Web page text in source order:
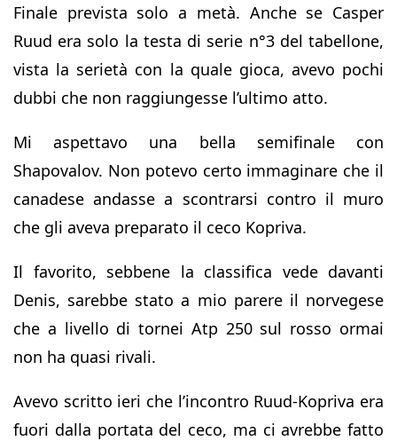
Finale prevista solo a metà. Anche se Casper
Ruud era solo la testa di serie n°3 del tabellone,
vista la serietà con la quale gioca, avevo pochi
dubbi che non raggiungesse l’ultimo atto.
Mi aspettavo una bella semifinale con
Shapovalov. Non potevo certo immaginare che il
canadese andasse a scontrarsi contro il muro
che gli aveva preparato il ceco Kopriva.
Il favorito, sebbene la classifica vede davanti
Denis, sarebbe stato a mio parere il norvegese
che a livello di tornei Atp 250 sul rosso ormai
non ha quasi rivali.
Avevo scritto ieri che l’incontro Ruud-Kopriva era
fuori dalla portata del ceco, ma ci avrebbe fatto